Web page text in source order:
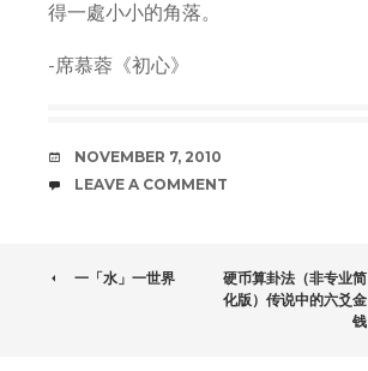
得一處小小的角落。
-席慕蓉《初心》
DATE
NOVEMBER 7, 2010
COMMENTS
LEAVE A COMMENT
POST
一「水」一世界
硬币算卦法（非专业简
化版）传说中的六爻金
钱